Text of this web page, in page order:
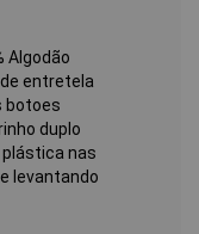
Algodão
entretela
botoes
duplo
nas
levantando